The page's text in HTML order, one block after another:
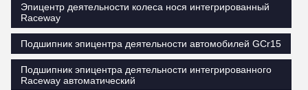
Эпицентр деятельности колеса нося интегрированный
Raceway
Подшипник эпицентра деятельности автомобилей GCr15
Подшипник эпицентра деятельности интегрированного
Raceway автоматический